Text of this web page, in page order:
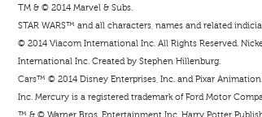
TM & © 2014 Marvel & Subs.
STAR WARS™ and all characters, names and related
© 2014 Viacom International Inc. All Rights Reserved.
International Inc. Created by Stephen Hillenburg.
Cars™ © 2014 Disney Enterprises, Inc. and Pixar
Inc. Mercury is a registered trademark of Ford Motor